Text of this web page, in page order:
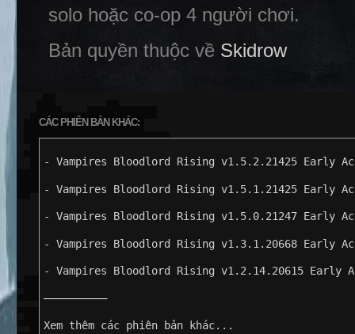
solo hoặc co-op 4 người chơi.
Bản quyền thuộc về Skidrow
CÁC PHIÊN BẢN KHÁC:
- Vampires Bloodlord Rising v1.5.2.21425 Early
- Vampires Bloodlord Rising v1.5.1.21425 Early
- Vampires Bloodlord Rising v1.5.0.21247 Early
- Vampires Bloodlord Rising v1.3.1.20668 Early
- Vampires Bloodlord Rising v1.2.14.20615 Early
——————————
Xem thêm các phiên bản khác...